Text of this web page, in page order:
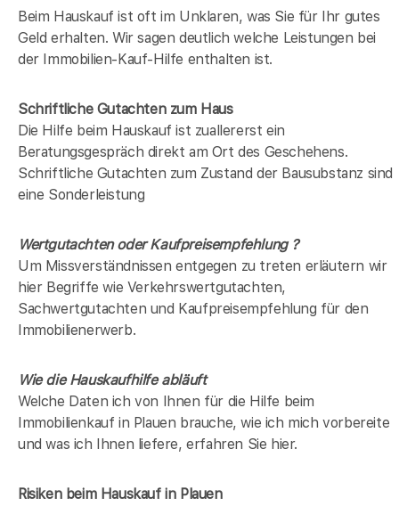
Beim Hauskauf ist oft im Unklaren, was Sie für Ihr gutes
Geld erhalten. Wir sagen deutlich welche Leistungen bei
der Immobilien-Kauf-Hilfe enthalten ist.
Schriftliche Gutachten zum Haus
Die Hilfe beim Hauskauf ist zuallererst ein
Beratungsgespräch direkt am Ort des Geschehens.
Schriftliche Gutachten zum Zustand der Bausubstanz sind
eine Sonderleistung
Wertgutachten oder Kaufpreisempfehlung ?
Um Missverständnissen entgegen zu treten erläutern wir
hier Begriffe wie Verkehrswertgutachten,
Sachwertgutachten und Kaufpreisempfehlung für den
Immobilienerwerb.
Wie die Hauskaufhilfe abläuft
Welche Daten ich von Ihnen für die Hilfe beim
Immobilienkauf in Plauen brauche, wie ich mich vorbereite
und was ich Ihnen liefere, erfahren Sie hier.
Risiken beim Hauskaufin Plauen